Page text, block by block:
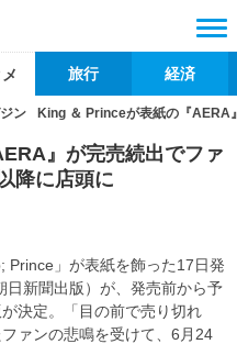
旅行 経済
ン King ＆ Princeが表紙の『AERA
』が完売続出でファ
降に店頭に
Prince」が表紙を飾った17日発
日新聞出版）が、発売前から予
決定。「目の前で売り切れ
ァンの悲鳴を受けて、6月24